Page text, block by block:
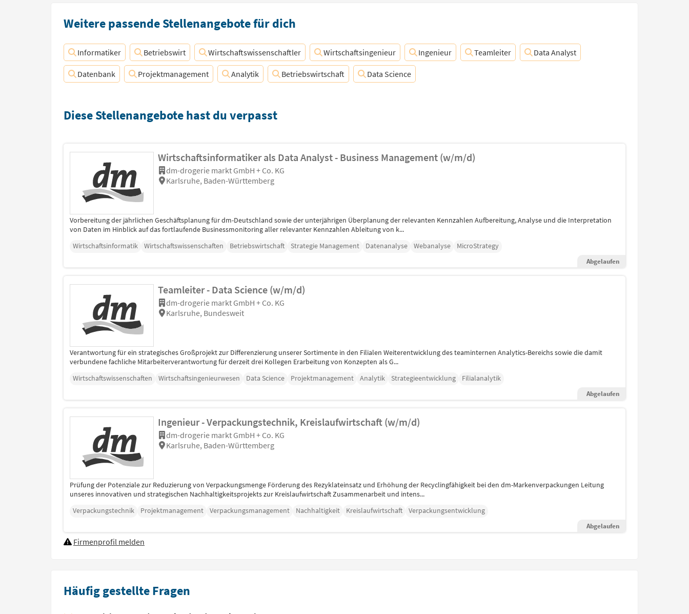
Weitere passende Stellenangebote für dich
Informatiker Betriebswirt Wirtschaftswissenschaftler Wirtschaftsingenieur Ingenieur Teamleiter Data Analyst
Datenbank Projektmanagement Analytik Betriebswirtschaft Data Science
Diese Stellenangebote hast du verpasst
Wirtschaftsinformatiker als Data Analyst - Business Management (w/m/d)
dm-drogerie markt GmbH + Co. KG
Karlsruhe, Baden-Württemberg
Vorbereitung der jährlichen Geschäftsplanung für dm-Deutschland sowie der unterjährigen Überplanung der relevanten Kennzahlen Aufbereitung, Analyse und die Interpretation
von Daten im Hinblick auf das fortlaufende Businessmonitoring aller relevanter Kennzahlen Ableitung von k...
Wirtschaftsinformatik
Wirtschaftswissenschaften Betriebswirtschaft Strategie Management Datenanalyse Webanalyse MicroStrategy
Abgelaufen
Teamleiter - Data Science (w/m/d)
dm-drogerie markt GmbH + Co. KG
Karlsruhe, Bundesweit
Verantwortung für ein strategisches Großprojekt zur Differenzierung unserer Sortimente in den Filialen Weiterentwicklung des teaminternen Analytics-Bereichs sowie die damit
verbundene fachliche Mitarbeiterverantwortung für derzeit drei Kollegen Erarbeitung von Konzepten als G...
Wirtschaftswissenschaften
Wirtschaftsingenieurwesen Data Science Projektmanagement Analytik Strategieentwicklung Filialanalytik
Abgelaufen
Ingenieur - Verpackungstechnik, Kreislaufwirtschaft (w/m/d)
dm-drogerie markt GmbH + Co. KG
Karlsruhe, Baden-Württemberg
Prüfung der Potenziale zur Reduzierung von Verpackungsmenge Förderung des Rezyklateinsatz und Erhöhung der Recyclingfähigkeit bei den dm-Markenverpackungen Leitung
unseres innovativen und strategischen Nachhaltigkeitsprojekts zur Kreislaufwirtschaft Zusammenarbeit und intens...
Verpackungstechnik
Projektmanagement Verpackungsmanagement Nachhaltigkeit Kreislaufwirtschaft Verpackungsentwicklung
Abgelaufen
Firmenprofil melden
Häufig gestellte Fragen